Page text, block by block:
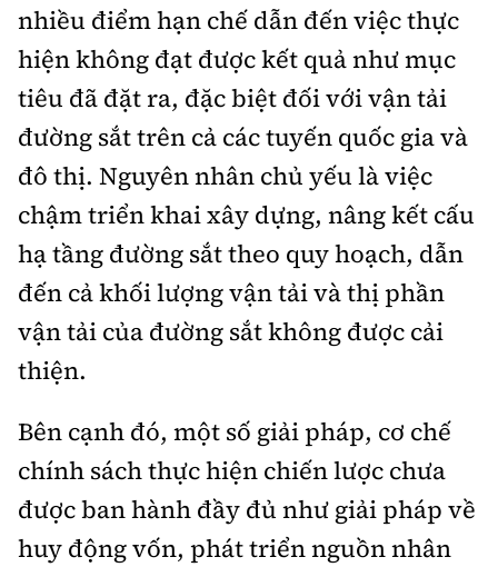
nhiều điểm hạn chế dẫn đến việc thực
hiện không đạt được kết quả như mục
tiêu đã đặt ra, đặc biệt đối với vận tải
đường sắt trên cả các tuyến quốc gia và
đô thị. Nguyên nhân chủ yếu là việc
chậm triển khai xây dựng, nâng kết cấu
hạ tầng đường sắt theo quy hoạch, dẫn
đến cả khối lượng vận tải và thị phần
vận tải của đường sắt không được cải
thiện.
Bên cạnh đó, một số giải pháp, cơ chế
chính sách thực hiện chiến lược chưa
được ban hành đầy đủ như giải pháp về
huy động vốn, phát triển nguồn nhân